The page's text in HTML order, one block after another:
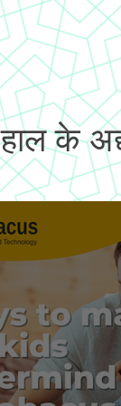
हाल के